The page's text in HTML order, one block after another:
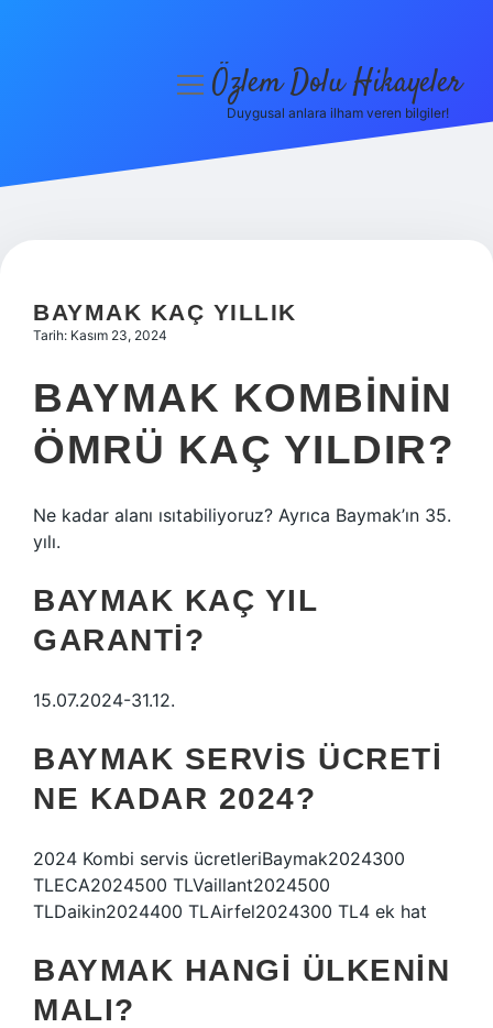
Hakkımızda
menüyüÖzlem Dolu Hikayeler
Duygusal anlara ilham veren bilgiler!
BAYMAK KAÇ YILLIK
Tarih: Kasım 23, 2024
BAYMAK KOMBININ
ÖMRÜ KAÇ YILDIR?
Ne kadar alanı ısıtabiliyoruz? Ayrıca Baymak’ın 35.
yılı.
BAYMAK KAÇ YIL
GARANTI?
15.07.2024-31.12.
BAYMAK SERVIS ÜCRETI
NE KADAR 2024?
2024 Kombi servis ücretleriBaymak2024300
TLECA2024500 TLVaillant2024500
TLDaikin2024400 TLAirfel2024300 TL4 ek hat
BAYMAK HANGI ÜLKENIN
MALI?